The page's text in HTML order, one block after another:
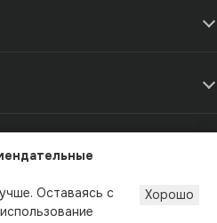
для фотостудий
Оставаясь с
Хорошо